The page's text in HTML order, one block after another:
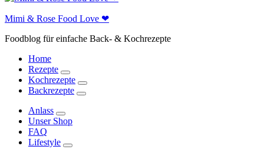
Mimi & Rose Food Love ❤
Foodblog für einfache Back- & Kochrezepte
Home
Rezepte
expand
child
menu
Kochrezepte
expand
child
Backrezepte
expand
Anlass
expand
child
Unser Shop
FAQ
Lifestyle
expand